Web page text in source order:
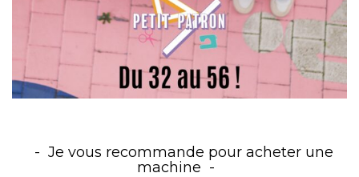
Je vous recommande pour acheter une
machine